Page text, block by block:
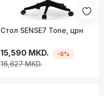
Стол SENSE7 Tone, црн
15,590 MKD.
16,627 MKD.
-6%